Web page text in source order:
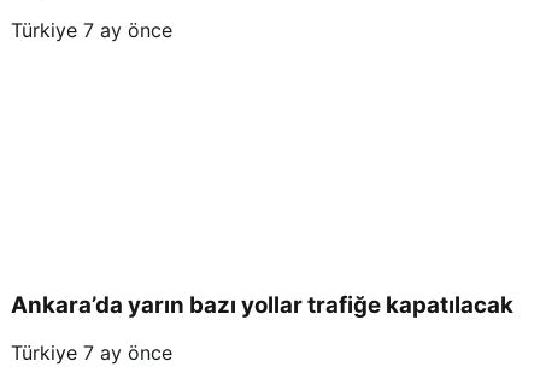
Türkiye 7 ay önce
Ankara’da yarın bazı yollar trafiğe kapatılacak
Türkiye 7 ay önce